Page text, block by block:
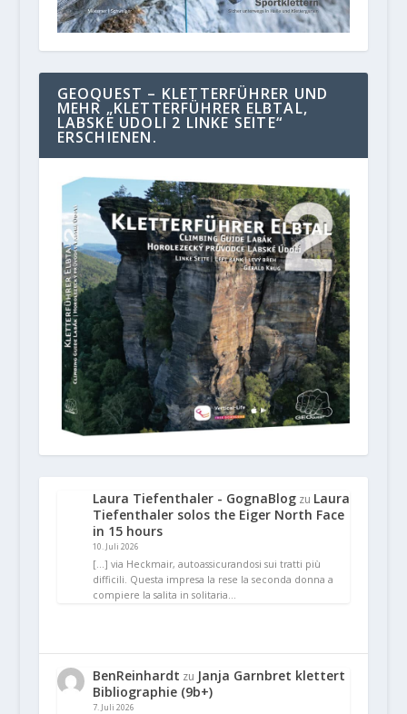
GEOQUEST – KLETTERFÜHRER UND
MEHR „KLETTERFÜHRER ELBTAL,
LABSKE UDOLI 2 LINKE SEITE“
ERSCHIENEN.
Laura Tiefenthaler - GognaBlogzu Laura
Tiefenthaler solos the Eiger North Face
in 15 hours
10. Juli 2026
[…] via Heckmair, autoassicurandosi sui tratti più
difficili. Questa impresa la rese la seconda donna a
compiere la salita in solitaria…
BenReinhardt zu Janja Garnbret klettert
Bibliographie (9b+)
7. Juli 2026